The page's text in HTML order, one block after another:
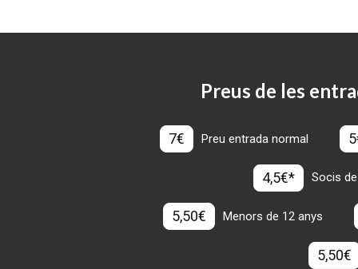
Preus de les
7€ Preu entrada normal
4,5€* Socis
5,50€ Menors de 12 anys
5,50€